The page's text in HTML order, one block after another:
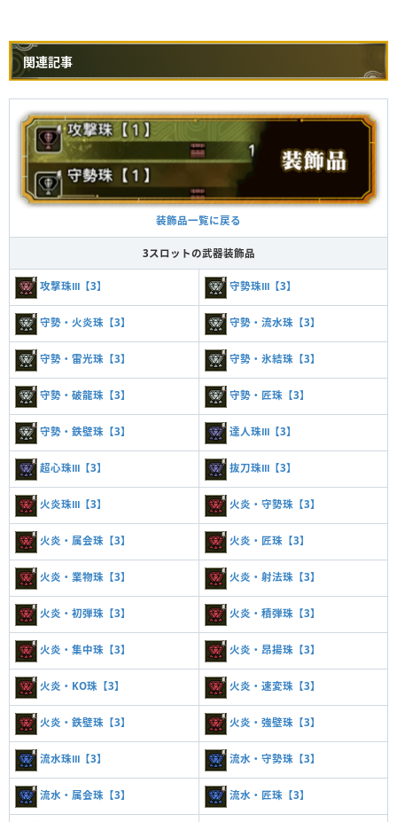
関連記事
装飾品一覧に戻る
3スロットの武器装飾品
攻撃珠Ⅲ【3】 守勢珠Ⅲ【3】
守勢・火炎珠【3】 守勢・流水珠【3】
守勢・雷光珠【3】 守勢・氷結珠【3】
守勢・破龍珠【3】 守勢・匠珠【3】
守勢・鉄壁珠【3】 達人珠Ⅲ【3】
超心珠Ⅲ【3】 抜刀珠Ⅲ【3】
火炎珠Ⅲ【3】 火炎・守勢珠【3】
火炎・属会珠【3】 火炎・匠珠【3】
火炎・業物珠【3】 火炎・射法珠【3】
火炎・初弾珠【3】 火炎・積弾珠【3】
火炎・集中珠【3】 火炎・昂揚珠【3】
火炎・KO珠【3】 火炎・速変珠【3】
火炎・鉄壁珠【3】 火炎・強壁珠【3】
流水珠Ⅲ【3】 流水・守勢珠【3】
流水・属会珠【3】 流水・匠珠【3】